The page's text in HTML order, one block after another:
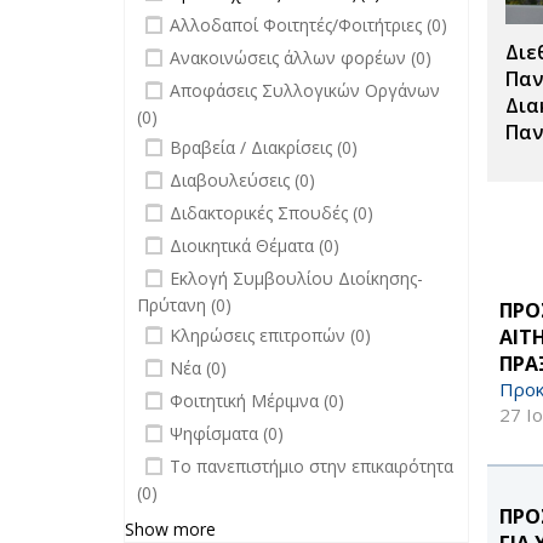
27
Πανεπιστημίου filter
Σπουδές filter
undefined
Αλλοδαποί Φοιτητές/Φοιτήτριες (0)
undefined
Ανακοινώσεις άλλων φορέων (0)
undefined
Αποφάσεις Συλλογικών Οργάνων
(0)
undefined
Βραβεία / Διακρίσεις (0)
undefined
Διαβουλεύσεις (0)
undefined
Διδακτορικές Σπουδές (0)
undefined
Διοικητικά Θέματα (0)
undefined
Εκλογή Συμβουλίου Διοίκησης-
Πρύτανη (0)
undefined
Κληρώσεις επιτροπών (0)
undefined
Νέα (0)
undefined
Φοιτητική Μέριμνα (0)
undefined
Ψηφίσματα (0)
undefined
Το πανεπιστήμιο στην επικαιρότητα
(0)
Show more